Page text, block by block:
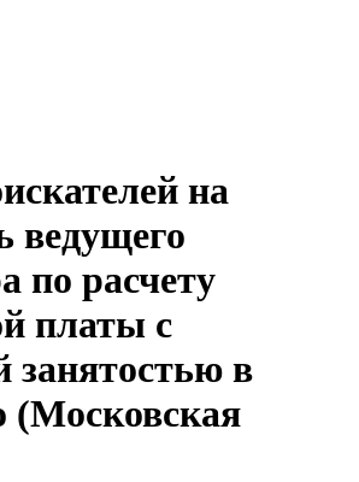
на
ведущего
по расчету
платы с
занятостью в
(Московская